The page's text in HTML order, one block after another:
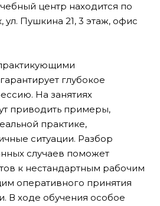
центр находится по
ул. Пушкина 21, 3 этаж, офис
глубокое
На занятиях
приводить примеры,
практике,
ситуации. Разбор
случаев поможет
к нестандартным рабочим
оперативного принятия
В ходе обучения особое